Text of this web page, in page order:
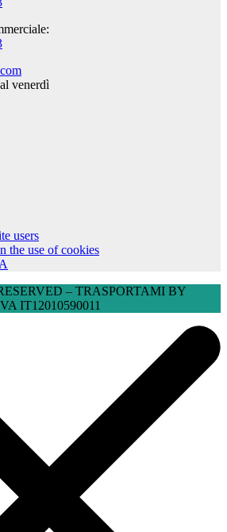
venerdì
users
the use of cookies
– TRASPORTAMI BY
IT12010590011